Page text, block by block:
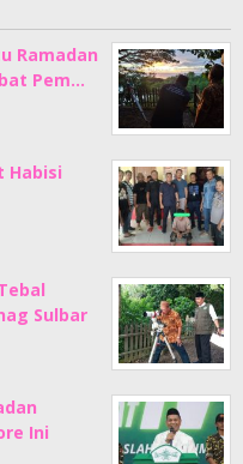
Ramadan
Pem…
Habisi
Sulbar
Ini